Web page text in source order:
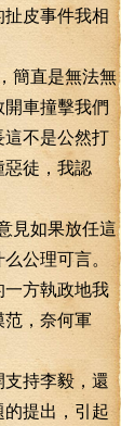
皮事件我相
直是無法無
車撞擊我們
這不是公然打
惡徒，我認
見如果放任這
公理可言。
一方執政地我
范，奈何軍
持李毅，還
提出，引起